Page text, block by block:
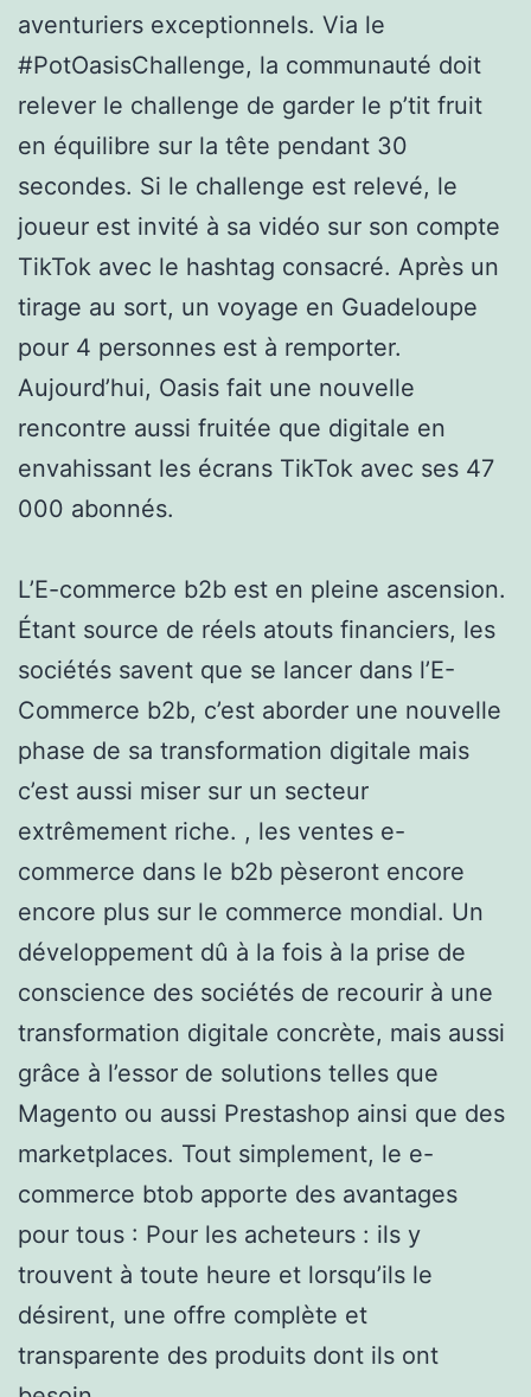
aventuriers exceptionnels. Via le
#PotOasisChallenge, la communauté doit
relever le challenge de garder le p’tit fruit
en équilibre sur la tête pendant 30
secondes. Si le challenge est relevé, le
joueur est invité à sa vidéo sur son compte
TikTok avec le hashtag consacré. Après un
tirage au sort, un voyage en Guadeloupe
pour 4 personnes est à remporter.
Aujourd’hui, Oasis fait une nouvelle
rencontre aussi fruitée que digitale en
envahissant les écrans TikTok avec ses 47
000 abonnés.
L’E-commerce b2b est en pleine ascension.
Étant source de réels atouts financiers, les
sociétés savent que se lancer dans l’E-
Commerce b2b, c’est aborder une nouvelle
phase de sa transformation digitale mais
c’est aussi miser sur un secteur
extrêmement riche. , les ventes e-
commerce dans le b2b pèseront encore
encore plus sur le commerce mondial. Un
développement dû à la fois à la prise de
conscience des sociétés de recourir à une
transformation digitale concrète, mais aussi
grâce à l’essor de solutions telles que
Magento ou aussi Prestashop ainsi que des
marketplaces. Tout simplement, le e-
commerce btob apporte des avantages
pour tous : Pour les acheteurs : ils y
trouvent à toute heure et lorsqu’ils le
désirent, une offre complète et
transparente des produits dont ils ont